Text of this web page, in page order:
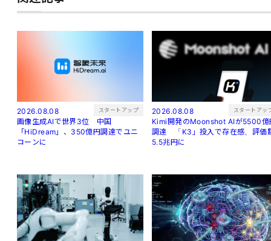
2026.08.08 スタートアップ
画像生成AIで世界3位 中国
「HiDream」、350億円調達でユニ
コーンに
2026.08.08 スタートアッ
Kimi開発のMoonshot AIが5500億
調達 「K3」投入で存在感、評価
5.5兆円に